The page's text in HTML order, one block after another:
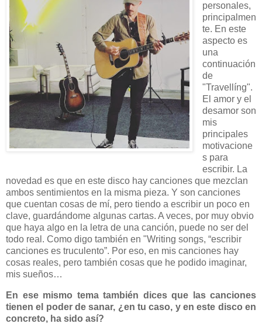
personales,
principalmen
te. En este
aspecto es
una
continuación
de
"Travellíng".
El amor y el
desamor son
mis
principales
motivacione
s para
escribir. La
novedad es que en este disco hay canciones que mezclan
ambos sentimientos en la misma pieza. Y son canciones
que cuentan cosas de mí, pero tiendo a escribir un poco en
clave, guardándome algunas cartas. A veces, por muy obvio
que haya algo en la letra de una canción, puede no ser del
todo real. Como digo también en "Writing songs, “escribir
canciones es truculento”. Por eso, en mis canciones hay
cosas reales, pero también cosas que he podido imaginar,
mis sueños…
En ese mismo tema también dices que las canciones
tienen el poder de sanar, ¿en tu caso, y en este disco en
concreto, ha sido así?